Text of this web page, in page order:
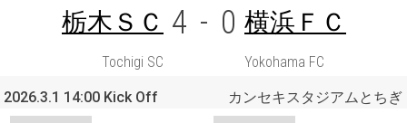
栃木ＳＣ 4 - 0 横浜ＦＣ
Tochigi SC Yokohama FC
2026.3.1 14:00 Kick Off カンセキスタジアムとちぎ